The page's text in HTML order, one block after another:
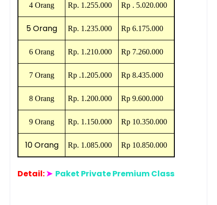
4 Orang Rp. 1.255.000 Rp . 5.020.000
5 Orang Rp. 1.235.000 Rp 6.175.000
6 Orang Rp. 1.210.000 Rp 7.260.000
7 Orang Rp .1.205.000 Rp 8.435.000
8 Orang Rp. 1.200.000 Rp 9.600.000
9 Orang Rp. 1.150.000 Rp 10.350.000
10 Orang Rp. 1.085.000 Rp 10.850.000
Detail:➤ Paket Private Premium Class